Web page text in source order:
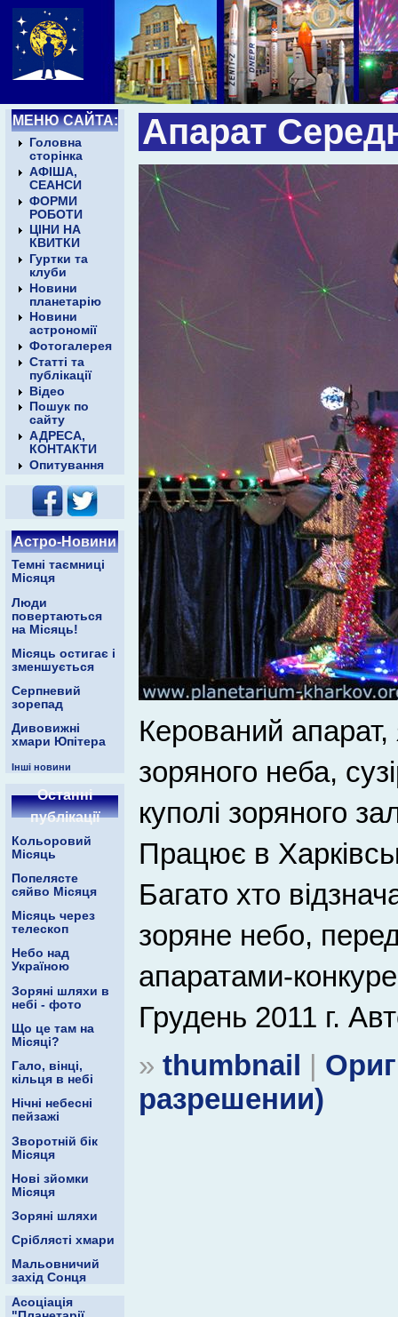
МЕНЮ САЙТА:
Головна
сторінка
АФІША,
СЕАНСИ
ФОРМИ
РОБОТИ
ЦІНИ НА
КВИТКИ
Гуртки та
клуби
Новини
планетарію
Новини
астрономії
Фотогалерея
Статті та
публікації
Відео
Пошук по
сайту
АДРЕСА,
КОНТАКТИ
Опитування
Астро-Новини
Темні таємниці
Місяця
Люди
повертаються
на Місяць!
Місяць остигає і
зменшується
Серпневий
зорепад
Дивовижні
хмари Юпітера
Інші новини
Останні
публікації
Кольоровий
Місяць
Попелясте
сяйво Місяця
Місяць через
телескоп
Небо над
Україною
Зоряні шляхи в
небі - фото
Що це там на
Місяці?
Гало, вінці,
кільця в небі
Нічні небесні
пейзажі
Зворотній бік
Місяця
Нові зйомки
Місяця
Зоряні шляхи
Сріблясті хмари
Мальовничий
захід Сонця
Асоціація
Апарат
Керований
зоряного неба,
куполі зоряного
Працює в
Багато хто
зоряне небо,
апаратами-
Грудень 2011 г.
» thumbnail |
разрешении)